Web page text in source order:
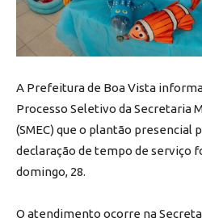
A Prefeitura de Boa Vista
Processo Seletivo da Secretaria
(SMEC) que o plantão presencial
declaração de tempo de serviço
domingo, 28.
O atendimento ocorre na